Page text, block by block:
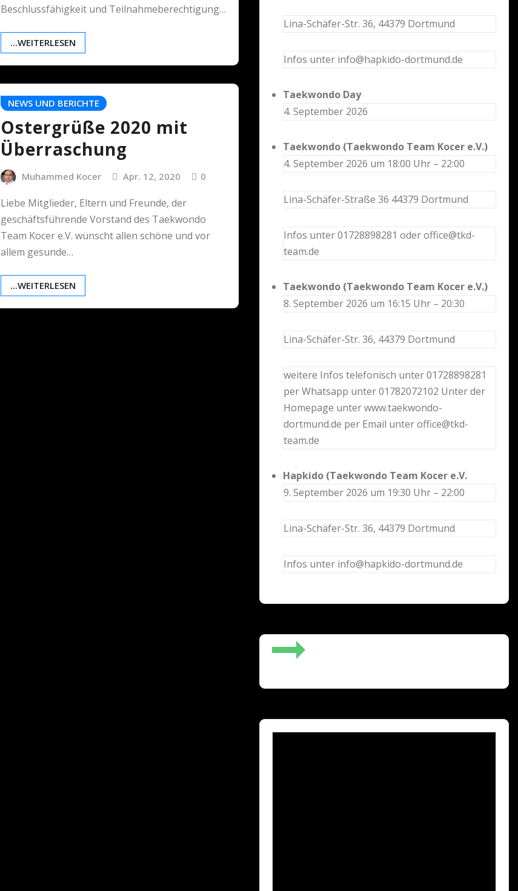
Beschlussfähigkeit und Teilnahmeberechtigung…
...WEITERLESEN
NEWS UND BERICHTE
Ostergrüße 2020 mit
Überraschung
Muhammed Kocer Apr. 12, 2020 0
Liebe Mitglieder, Eltern und Freunde, der
geschäftsführende Vorstand des Taekwondo
Team Kocer e.V. wünscht allen schöne und vor
allem gesunde…
...WEITERLESEN
Lina-Schäfer-Str. 36, 44379 Dortmund
Infos unter info@hapkido-dortmund.de
Taekwondo Day
4. September 2026
Taekwondo (Taekwondo Team Kocer e.V.)
4. September 2026 um 18:00 Uhr – 22:00
Lina-Schäfer-Straße 36 44379 Dortmund
Infos unter 01728898281 oder office@tkd-
team.de
Taekwondo (Taekwondo Team Kocer e.V.)
8. September 2026 um 16:15 Uhr – 20:30
Lina-Schäfer-Str. 36, 44379 Dortmund
weitere Infos telefonisch unter 01728898281
per Whatsapp unter 01782072102 Unter der
Homepage unter www.taekwondo-
dortmund.de per Email unter office@tkd-
team.de
Hapkido (Taekwondo Team Kocer e.V.
9. September 2026 um 19:30 Uhr – 22:00
Lina-Schäfer-Str. 36, 44379 Dortmund
Infos unter info@hapkido-dortmund.de